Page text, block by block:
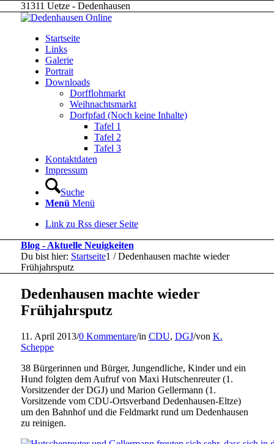
31311 Uetze - Dedenhausen
Startseite
Links
Galerie
Portrait
Downloads
Dorfflohmarkt
Weihnachtsmarkt
Dorfpfad (Noch keine Inhalte)
Tafel 1
Tafel 2
Tafel 3
Kontaktdaten
Impressum
Suche
Menü Menü
Link zu Rss dieser Seite
Blog - Aktuelle Neuigkeiten
Du bist hier: Startseite1 / Dedenhausen machte wieder
Frühjahrsputz
Dedenhausen machte wieder
Frühjahrsputz
11. April 2013/0 Kommentare/in CDU, DGJ/von K.
Scheppe
38 Bürgerinnen und Bürger, Jungendliche, Kinder und ein
Hund folgten dem Aufruf von Maxi Hutschenreuter (1.
Vorsitzender der DGJ) und Marion Gellermann (1.
Vorsitzende vom CDU-Ortsverband Dedenhausen-Eltze)
um den Bahnhof und die Feldmarkt rund um Dedenhausen
zu reinigen.